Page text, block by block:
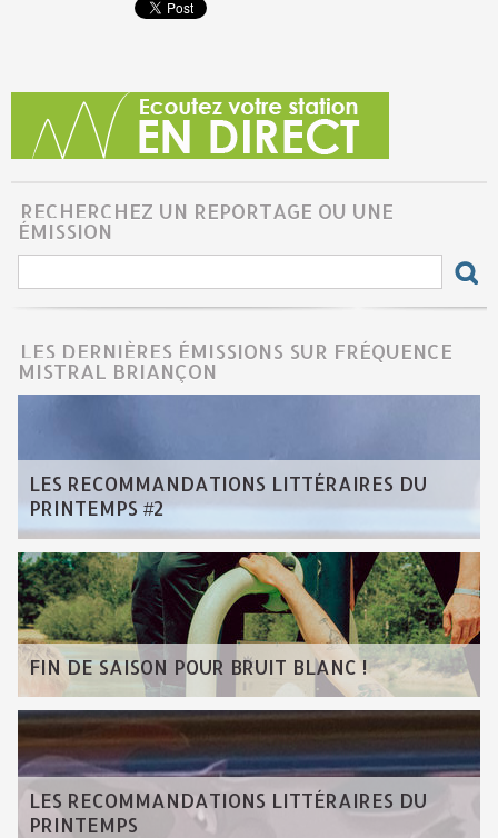
RECHERCHEZ UN REPORTAGE OU UNE
ÉMISSION
LES DERNIÈRES ÉMISSIONS SUR FRÉQUENCE
MISTRAL BRIANÇON
LES RECOMMANDATIONS LITTÉRAIRES DU
PRINTEMPS #2
FIN DE SAISON POUR BRUIT BLANC !
LES RECOMMANDATIONS LITTÉRAIRES DU
PRINTEMPS